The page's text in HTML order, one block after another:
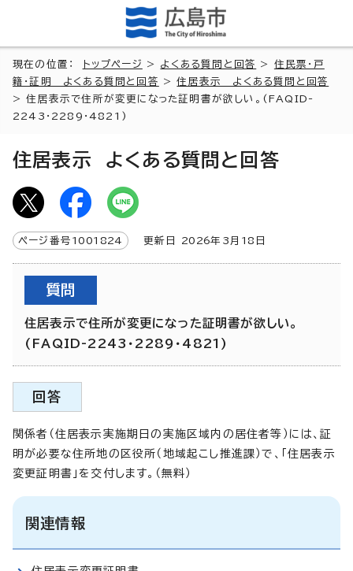
現在の位置： トップページ > よくある質問と回答 > 住民票・戸
籍・証明 よくある質問と回答
>住居表示 よくある質問と回答
> 住居表示で住所が変更になった証明書が欲しい。(FAQID-
2243・2289・4821)
住居表示 よくある質問と回答
ページ番号 1001824 更新日 2026年3月 18 日
質問
住居表示で住所が変更になった証明書が欲しい。
(FAQID-2243・2289・4821)
回答
関係者（住居表示実施期日の実施区域内の居住者等）には、証
明が必要な住所地の区役所（地域起こし推進課）で、「住居表示
変更証明書」を交付します。（無料）
関連情報